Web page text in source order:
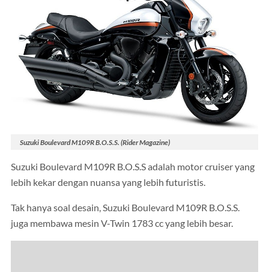
Suzuki Boulevard M109R B.O.S.S. (Rider Magazine)
Suzuki Boulevard M109R B.O.S.S adalah motor cruiser yang
lebih kekar dengan nuansa yang lebih futuristis.
Tak hanya soal desain, Suzuki Boulevard M109R B.O.S.S.
juga membawa mesin V-Twin 1783 cc yang lebih besar.